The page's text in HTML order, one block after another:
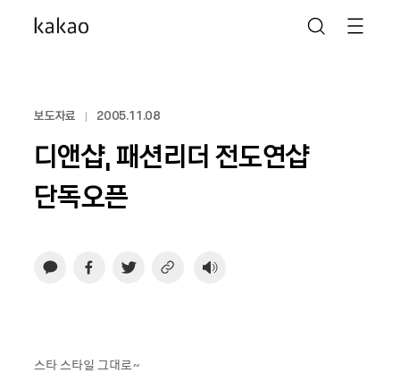
보도자료 2005.11.08
디앤샵, 패션리더 전도연샵
단독오픈
스타 스타일 그대로~